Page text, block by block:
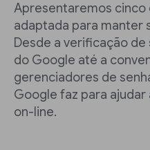
Apresentaremos cinco
adaptada para manter
Desde a verificação
do Google até a
gerenciadores de
Google faz para
on-line.